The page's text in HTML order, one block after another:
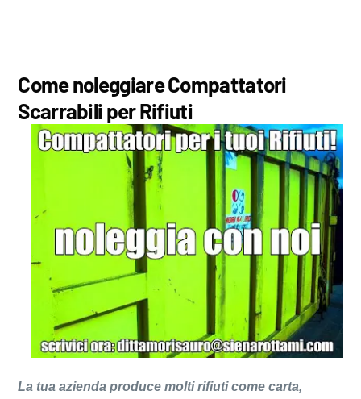
Come noleggiare Compattatori
Scarrabili per Rifiuti
La tua azienda produce molti rifiuti come carta,